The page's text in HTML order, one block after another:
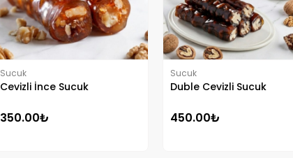
Sucuk
Cevizli İnce Sucuk
350.00₺
Sucuk
Duble Cevizli Sucuk
450.00₺